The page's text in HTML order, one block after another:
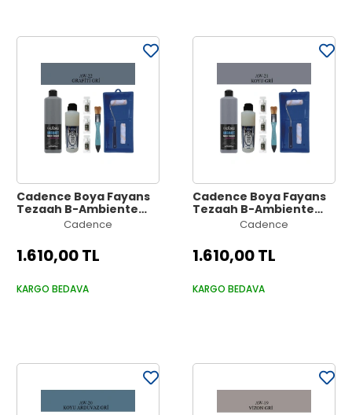
Cadence Boya Fayans
Tezgah B-Ambiente
Islak Zemin Aw-22
Katalizör 30Gr MAT Taş
Vernik 250 Saten Rulo
Cadence
1.610,00 TL
KARGO BEDAVA
Cadence Boya Fayans
Tezgah B-Ambiente
Islak Zemin Aw-21 Koyu
30Gr MAT Taş Vernik
250 Saten Rulo Set
Cadence
1.610,00 TL
KARGO BEDAVA